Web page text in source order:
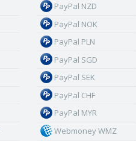
PayPal NZD
PayPal NOK
PayPal PLN
PayPal SGD
PayPal SEK
PayPal CHF
PayPal MYR
Webmoney WMZ